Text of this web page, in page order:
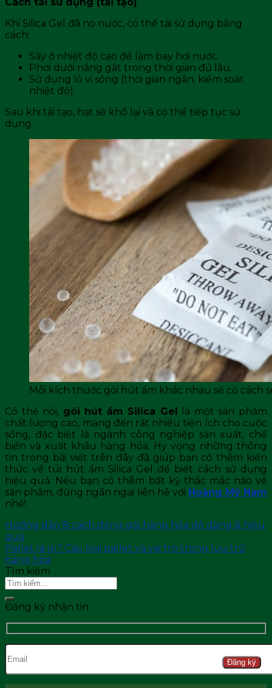
Khi Silica Gel đã no nước, có thể tái sử dụng bằng
cách:
Sấy ở nhiệt độ cao để làm bay hơi nước.
Phơi dưới nắng gắt trong thời gian đủ lâu.
Sử dụng lò vi sóng (thời gian ngắn, kiểm soát
nhiệt độ).
Sau khi tái tạo, hạt sẽ khô lại và có thể tiếp tục sử
dụng.
Mỗi kích thước gói hút ẩm khác nhau sẽ có cách
Có thể nói, gói hút ẩm Silica Gel là một sản phẩm
chất lượng cao, mang đến rất nhiều tiện ích cho cuộc
sống, đặc biệt là ngành công nghiệp sản xuất, chế
biến và xuất khẩu hàng hóa. Hy vọng những thông
tin trong bài viết trên đây đã giúp bạn có thêm kiến
thức về túi hút ẩm Silica Gel để biết cách sử dụng
hiệu quả. Nếu bạn có thêm bất kỳ thắc mắc nào về
sản phẩm, đừng ngần ngại liên hệ với Hoàng Mỹ Nam
nhé!
Hướng dẫn 8 cách đóng gói hàng hóa dễ dàng & hiệu
quả
Pallet là gì? Các loại pallet và vai trò trong lưu trữ
hàng hóa
Tìm kiếm
Đăng ký nhận tin
Đăng ký